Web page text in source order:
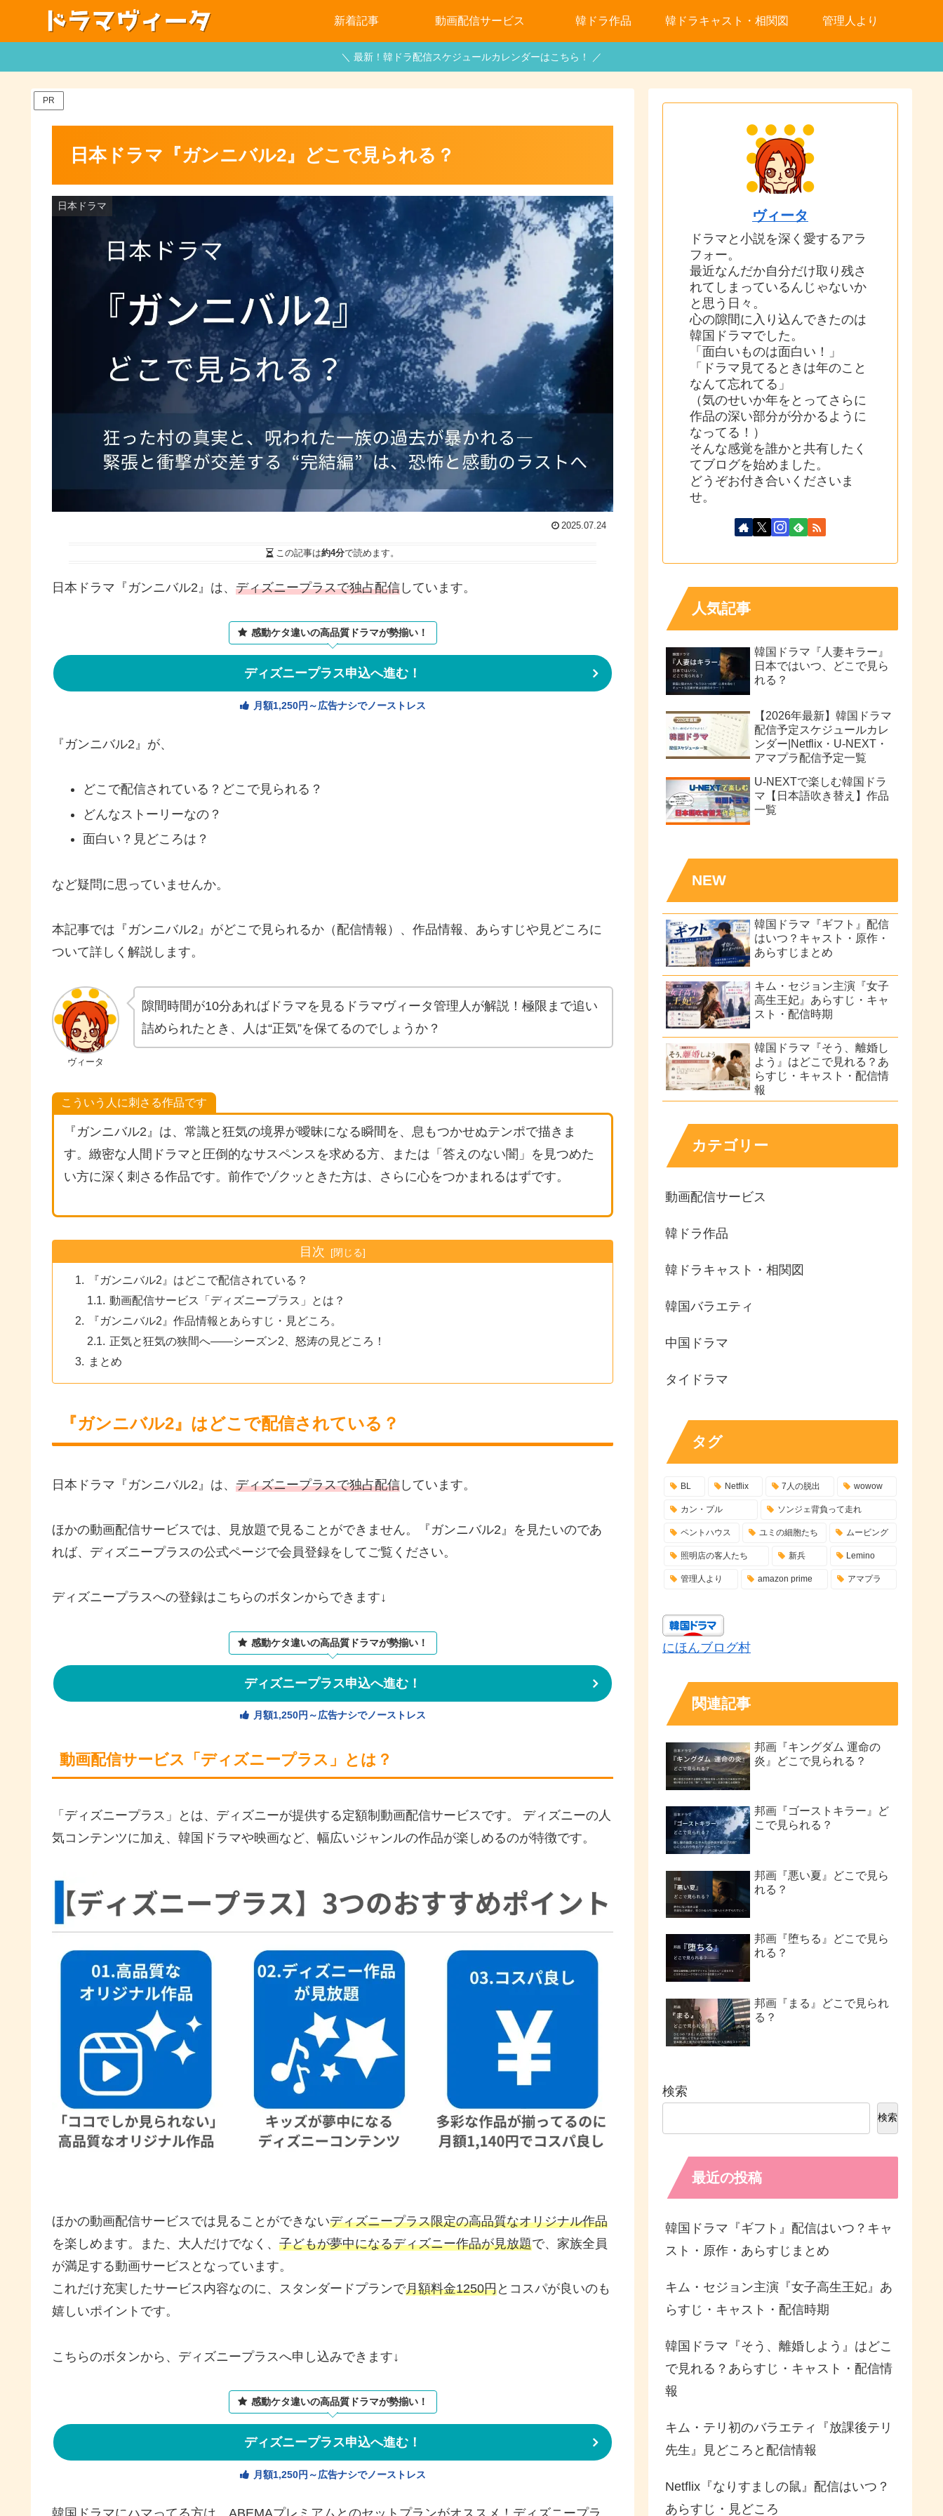
新着記事 動画配信サービス 韓ドラ作品 韓ドラキャスト・相関図 管理人より
＼ 最新！韓ドラ配信スケジュールカレンダーはこちら！ ／
PR
日本ドラマ『ガンニバル2』どこで見られる？
日本ドラマ
2025.07.24
この記事は約4分で読めます。
日本ドラマ『ガンニバル2』は、 ディズニープラスで独占配信 しています。
感動ケタ違いの高品質ドラマが勢揃い！
ディズニープラス申込へ進む！
月額1,250円～広告ナシでノーストレス
『ガンニバル2』が、
どこで配信されている？どこで見られる？
どんなストーリーなの？
面白い？見どころは？
など疑問に思っていませんか。
本記事では『ガンニバル2』がどこで見られるか（配信情報）、作品情報、あらすじや見どころに
ついて詳しく解説します。
ヴィータ
隙間時間が10分あればドラマを見るドラマヴィータ管理人が解説！極限まで追い
詰められたとき、人は“正気”を保てるのでしょうか？
こういう人に刺さる作品です
『ガンニバル2』は、常識と狂気の境界が曖昧になる瞬間を、息もつかせぬテンポで描きま
す。緻密な人間ドラマと圧倒的なサスペンスを求める方、または「答えのない闇」を見つめた
い方に深く刺さる作品です。前作でゾクッときた方は、さらに心をつかまれるはずです。
目次
『ガンニバル2』はどこで配信されている？
動画配信サービス「ディズニープラス」とは？
『ガンニバル2』作品情報とあらすじ・見どころ。
正気と狂気の狭間へ――シーズン2、怒涛の見どころ！
まとめ
『ガンニバル2』はどこで配信されている？
日本ドラマ『ガンニバル2』は、 ディズニープラスで独占配信 しています。
ほかの動画配信サービスでは、見放題で見ることができません。『ガンニバル2』を見たいのであ
れば、ディズニープラスの公式ページで会員登録をしてご覧ください。
ディズニープラスへの登録はこちらのボタンからできます↓
感動ケタ違いの高品質ドラマが勢揃い！
ディズニープラス申込へ進む！
月額1,250円～広告ナシでノーストレス
動画配信サービス「ディズニープラス」とは？
「ディズニープラス」とは、ディズニーが提供する定額制動画配信サービスです。 ディズニーの人
気コンテンツに加え、韓国ドラマや映画など、幅広いジャンルの作品が楽しめるのが特徴です。
ほかの動画配信サービスでは見ることができないディズニープラス限定の高品質なオリジナル作品
を楽しめます。また、大人だけでなく、 子どもが夢中になるディズニー作品が見放題で、家族全員
が満足する動画サービスとなっています。
これだけ充実したサービス内容なのに、スタンダードプランで月額料金1250円とコスパが良いのも
嬉しいポイントです。
こちらのボタンから、ディズニープラスへ申し込みできます↓
感動ケタ違いの高品質ドラマが勢揃い！
ディズニープラス申込へ進む！
月額1,250円～広告ナシでノーストレス
韓国ドラマにハマってる方は、ABEMAプレミアムとのセットプランがオススメ！ディズニープラ
ヴィータ
ドラマと小説を深く愛するアラ
フォー。
最近なんだか自分だけ取り残さ
れてしまっているんじゃないか
と思う日々。
心の隙間に入り込んできたのは
韓国ドラマでした。
「面白いものは面白い！」
「ドラマ見てるときは年のこと
なんて忘れてる」
（気のせいか年をとってさらに
作品の深い部分が分かるように
なってる！）
そんな感覚を誰かと共有したく
てブログを始めました。
どうぞお付き合いくださいま
せ。
人気記事
韓国ドラマ『人妻キラー』
日本ではいつ、どこで見ら
れる？
【2026年最新】韓国ドラマ
配信予定スケジュールカレ
ンダー|Netflix・U-NEXT・
アマプラ配信予定一覧
U-NEXTで楽しむ韓国ドラ
マ【日本語吹き替え】作品
一覧
NEW
韓国ドラマ『ギフト』配信
はいつ？キャスト・原作・
あらすじまとめ
キム・セジョン主演『女子
高生王妃』あらすじ・キャ
スト・配信時期
韓国ドラマ『そう、離婚し
よう』はどこで見れる？あ
らすじ・キャスト・配信情
報
カテゴリー
動画配信サービス
韓ドラ作品
韓ドラキャスト・相関図
韓国バラエティ
中国ドラマ
タイドラマ
タグ
BL Netflix 7人の脱出 wowow
カン・プル ソンジェ背負って走れ
ペントハウス ユミの細胞たち ムービング
照明店の客人たち 新兵 Lemino
管理人より amazon prime アマプラ
にほんブログ村
関連記事
邦画『キングダム 運命の
炎』どこで見られる？
邦画『ゴーストキラー』ど
こで見られる？
邦画『悪い夏』どこで見ら
れる？
邦画『堕ちる』どこで見ら
れる？
邦画『まる』どこで見られ
る？
検索
検索
最近の投稿
韓国ドラマ『ギフト』配信はいつ？キャ
スト・原作・あらすじまとめ
キム・セジョン主演『女子高生王妃』あ
らすじ・キャスト・配信時期
韓国ドラマ『そう、離婚しよう』はどこ
で見れる？あらすじ・キャスト・配信情
報
キム・テリ初のバラエティ『放課後テリ
先生』見どころと配信情報
Netflix『なりすましの鼠』配信はいつ？
あらすじ・見どころ